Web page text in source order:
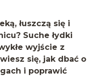
łuszczą się i
Suche łydki
wyjście z
się, jak dbać o
i poprawić